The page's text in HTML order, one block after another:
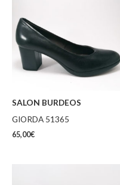
SALON BURDEOS
GIORDA 51365
65,00€